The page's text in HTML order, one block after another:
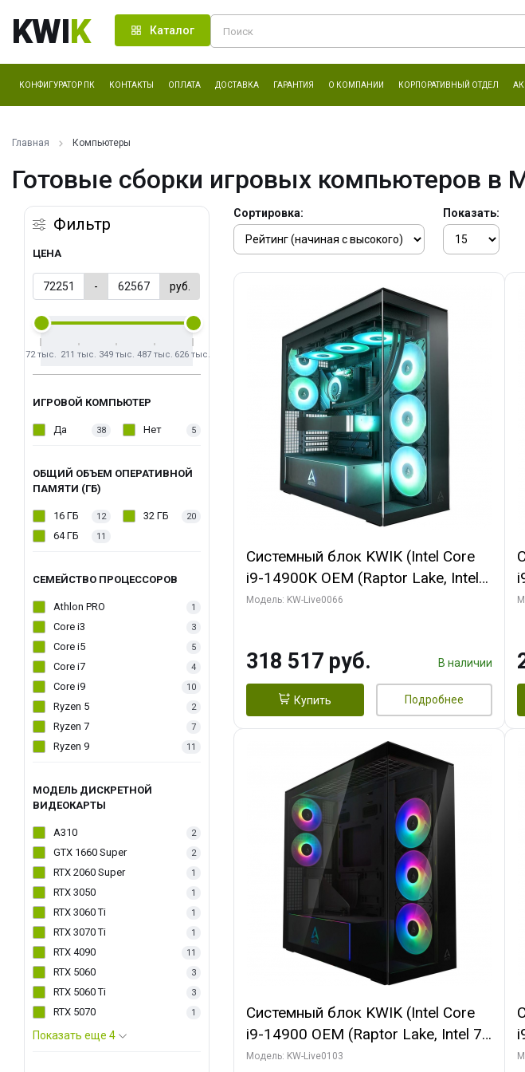
KWIK Каталог
КОНФИГУРАТОР ПК КОНТАКТЫ ОПЛАТА ДОСТАВКА ГАРАНТИЯ О КОМПАНИИ КОРПОРАТИВНЫЙ ОТДЕЛ
Главная Компьютеры
Готовые сборки игровых компьютеров в
Фильтр
ЦЕНА
- руб.
72 тыс. 211 тыс. 349 тыс. 487 тыс. 626 тыс.
ИГРОВОЙ КОМПЬЮТЕР
Да 38 Нет 5
ОБЩИЙ ОБЪЕМ ОПЕРАТИВНОЙ
ПАМЯТИ (ГБ)
16 ГБ 12 32 ГБ 20
64 ГБ 11
СЕМЕЙСТВО ПРОЦЕССОРОВ
Athlon PRO 1
Core i3 3
Core i5 5
Core i7 4
Core i9 10
Ryzen 5 2
Ryzen 7 7
Ryzen 9 11
МОДЕЛЬ ДИСКРЕТНОЙ
ВИДЕОКАРТЫ
A310 2
GTX 1660 Super 2
RTX 2060 Super 1
RTX 3050 1
RTX 3060 Ti 1
RTX 3070 Ti 1
RTX 4090 11
RTX 5060 3
RTX 5060 Ti 3
RTX 5070 1
Показать еще 4
Сортировка: Показать:
Системный блок KWIK (Intel Core
i9-14900K OEM (Raptor Lake, Intel
7, C24 16EC/8PC/ 64 ГБ ОЗУ (2
GDDR7 256bit/ 1 ТБ SSD)
Модель: KW-Live0066
318 517 руб. В наличии
Купить Подробнее
Системный блок KWIK (Intel Core
i9-14900 OEM (Raptor Lake, Intel 7,
C24 16EC/8PC// 64 ГБ ОЗУ (2
Модель: KW-Live0103